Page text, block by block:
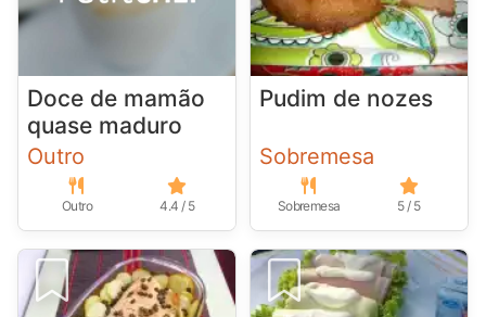
Doce de mamão
quase maduro
Outro
Outro 4.4 / 5
Pudim de nozes
Sobremesa
Sobremesa 5 / 5